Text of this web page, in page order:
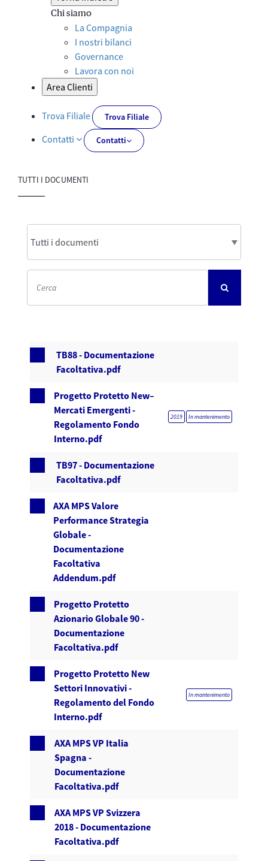
Chi siamo
La Compagnia
I nostri bilanci
Governance
Lavora con noi
Area Clienti
Trova Filiale Trova Filiale
Contatti Contatti
TUTTI I DOCUMENTI
TB88 - Documentazione
Facoltativa.pdf
Progetto Protetto New–
Mercati Emergenti -
Regolamento Fondo
Interno.pdf
2019 In mantenimento
TB97 - Documentazione
Facoltativa.pdf
AXA MPS Valore
Performance Strategia
Globale -
Documentazione
Facoltativa
Addendum.pdf
Progetto Protetto
Azionario Globale 90 -
Documentazione
Facoltativa.pdf
Progetto Protetto New
Settori Innovativi -
Regolamento del Fondo
Interno.pdf
In mantenimento
AXA MPS VP Italia
Spagna -
Documentazione
Facoltativa.pdf
AXA MPS VP Svizzera
2018 - Documentazione
Facoltativa.pdf